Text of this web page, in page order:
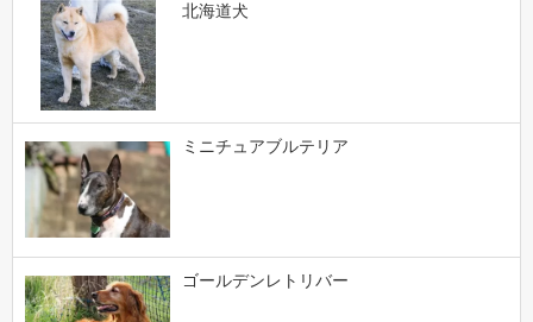
北海道犬
ミニチュアブルテリア
ゴールデンレトリバー